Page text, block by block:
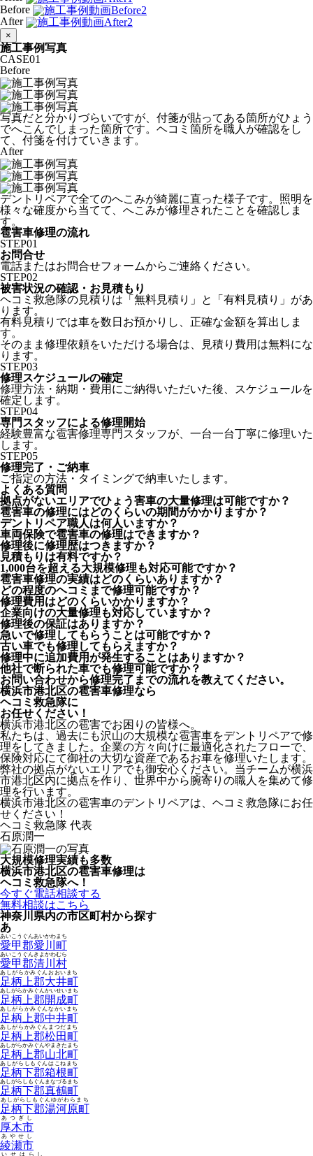
Before
After
×
施工事例写真
CASE01
Before
写真だと分かりづらいですが、付箋が貼ってある箇所がひょう
でへこんでしまった箇所です。ヘコミ箇所を職人が確認をし
て、付箋を付けていきます。
After
デントリペアで全てのへこみが綺麗に直った様子です。照明を
様々な確度から当てて、へこみが修理されたことを確認しま
す。
雹害車修理の流れ
STEP01
お問合せ
電話またはお問合せフォームからご連絡ください。
STEP02
被害状況の確認・お見積もり
ヘコミ救急隊の見積りは「無料見積り」と「有料見積り」があ
ります。
有料見積りでは車を数日お預かりし、正確な金額を算出しま
す。
そのまま修理依頼をいただける場合は、見積り費用は無料にな
ります。
STEP03
修理スケジュールの確定
修理方法・納期・費用にご納得いただいた後、スケジュールを
確定します。
STEP04
専門スタッフによる修理開始
経験豊富な雹害修理専門スタッフが、一台一台丁寧に修理いた
します。
STEP05
修理完了・ご納車
ご指定の方法・タイミングで納車いたします。
よくある質問
拠点がないエリアでひょう害車の大量修理は可能ですか？
雹害車の修理にはどのくらいの期間がかかりますか？
デントリペア職人は何人いますか？
車両保険で雹害車の修理はできますか？
修理後に修理歴はつきますか？
見積もりは有料ですか？
1,000台を超える大規模修理も対応可能ですか？
雹害車修理の実績はどのくらいありますか？
どの程度のヘコミまで修理可能ですか？
修理費用はどのくらいかかりますか？
企業向けの大量修理も対応していますか？
修理後の保証はありますか？
急いで修理してもらうことは可能ですか？
古い車でも修理してもらえますか？
修理中に追加費用が発生することはありますか？
他社で断られた車でも修理可能ですか？
お問い合わせから修理完了までの流れを教えてください。
横浜市港北区の雹害車修理なら
ヘコミ救急隊に
お任せください！
横浜市港北区の雹害でお困りの皆様へ。
私たちは、過去にも沢山の大規模な雹害車をデントリペアで修
理をしてきました。企業の方々向けに最適化されたフローで、
保険対応にて御社の大切な資産であるお車を修理いたします。
弊社の拠点がないエリアでも御安心ください。当チームが横浜
市港北区内に拠点を作り、世界中から腕寄りの職人を集めて修
理を行います。
横浜市港北区の雹害車のデントリペアは、ヘコミ救急隊にお任
せください！
ヘコミ救急隊 代表
石原潤一
大規模修理実績も多数
横浜市港北区の雹害車修理は
ヘコミ救急隊へ！
今すぐ電話相談する
無料相談はこちら
神奈川県内の市区町村から探す
あ
愛甲郡愛川町
あいこうぐんあいかわまち
愛甲郡清川村
あいこうぐんきよかわむら
足柄上郡大井町
あしがらかみぐんおおいまち
足柄上郡開成町
あしがらかみぐんかいせいまち
足柄上郡中井町
あしがらかみぐんなかいまち
足柄上郡松田町
あしがらかみぐんまつだまち
足柄上郡山北町
あしがらかみぐんやまきたまち
足柄下郡箱根町
あしがらしもぐんはこねまち
足柄下郡真鶴町
あしがらしもぐんまなづるまち
足柄下郡湯河原町
あしがらしもぐんゆがわらまち
厚木市
あつぎし
綾瀬市
あやせし
いせはらし